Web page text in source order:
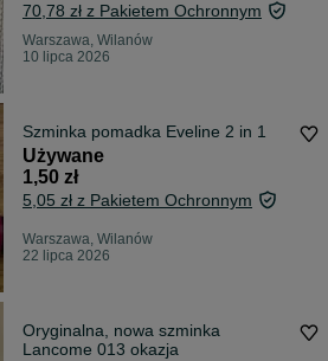
70,78 zł z Pakietem Ochronnym
Warszawa, Wilanów
10 lipca 2026
Szminka pomadka Eveline 2 in 1
Używane
1,50 zł
5,05 zł z Pakietem Ochronnym
Warszawa, Wilanów
22 lipca 2026
Oryginalna, nowa szminka
Lancome 013 okazja